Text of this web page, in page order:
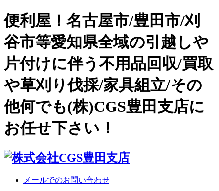
便利屋！名古屋市/豊田市/刈
谷市等愛知県全域の引越しや
片付けに伴う不用品回収/買取
や草刈り伐採/家具組立/その
他何でも(株)CGS豊田支店に
お任せ下さい！
メールでのお問い合わせ